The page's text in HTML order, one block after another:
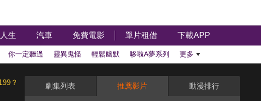
生 汽車 免費電影 單片租借 下載APP
你一定聽過 靈異鬼怪 輕鬆幽默 哆啦A夢系列 更多
？ 劇集列表 推薦影片 動漫排行